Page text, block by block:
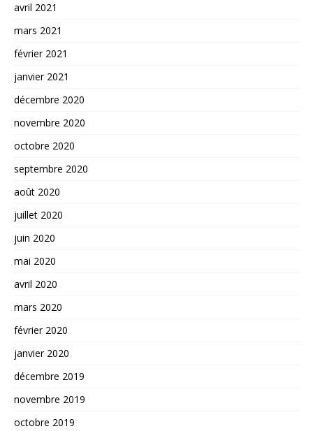
avril 2021
mars 2021
février 2021
janvier 2021
décembre 2020
novembre 2020
octobre 2020
septembre 2020
août 2020
juillet 2020
juin 2020
mai 2020
avril 2020
mars 2020
février 2020
janvier 2020
décembre 2019
novembre 2019
octobre 2019